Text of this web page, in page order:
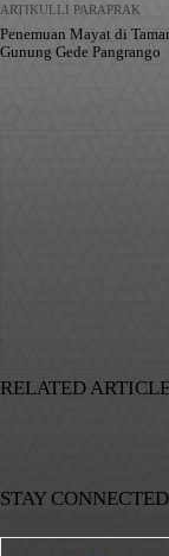
ARTIKULLI PARAPRAK
Penemuan Mayat di
Gunung Gede Pangrango
RELATED
STAY CONNECTED